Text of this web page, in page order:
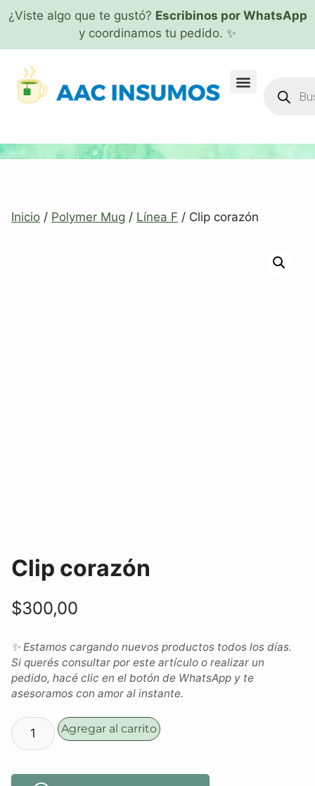
¿Viste algo que te gustó? Escribinos por WhatsApp
y coordinamos tu pedido. ✨
Inicio / Polymer Mug / Línea F / Clip corazón
Clip corazón
$300,00
✨ Estamos cargando nuevos productos todos los días.
Si querés consultar por este artículo o realizar un
pedido, hacé clic en el botón de WhatsApp y te
asesoramos con amor al instante.
Agregar al carrito